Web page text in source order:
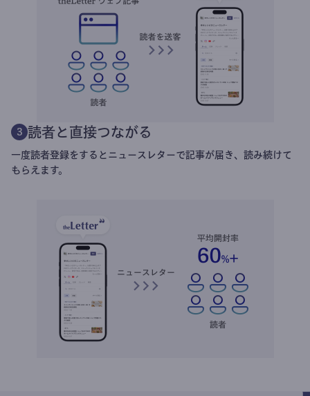
3 読者と直接つながる
一度読者登録をするとニュースレターで記事が届き、読み続けて
もらえます。